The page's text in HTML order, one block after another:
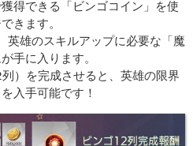
得できる「ビンゴコイン」を使
きます。
英雄のスキルアップに必要な「魔
手に入ります。
）を完成させると、英雄の限界
入手可能です！